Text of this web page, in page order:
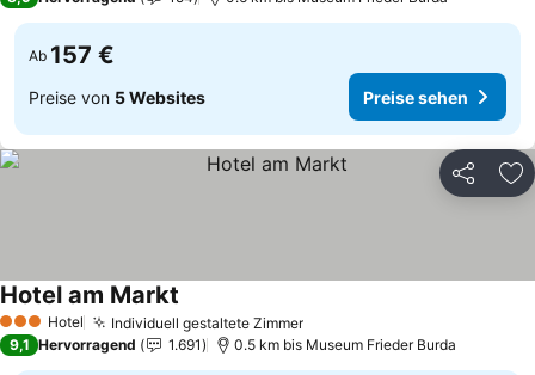
Ab 157 €
Preise von 5 Websites Preise sehen
Teilen
3 SterneHotel Individuell gestaltete ZimmerPreise sehen
Hotel am Markt
9,1 Hervorragend 1.691 0.5 km bis Museum Frieder Burda